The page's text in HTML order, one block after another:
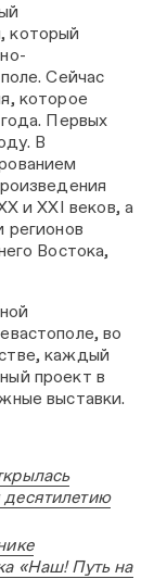
который
Сейчас
которое
Первых
В
и XXI веков, а
регионов
Востока,
во
каждый
проект в
выставки.
«Наш! Путь на